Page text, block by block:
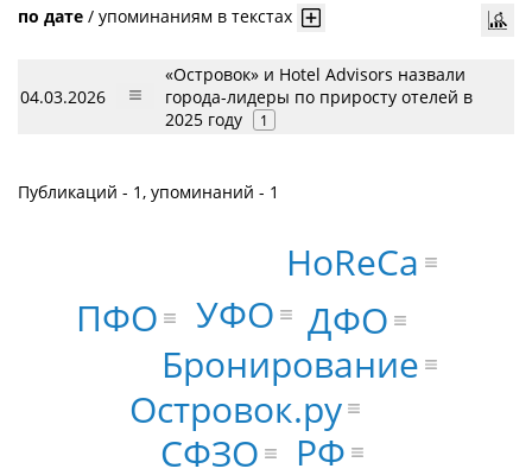
по дате / упоминаниям в текстах
04.03.2026
«Островок» и Hotel Advisors назвали
города-лидеры по приросту отелей в
2025 году
1
Публикаций - 1, упоминаний - 1
Островок.ру
Бронирование
СФЗО
РФ
ДФО
УФО
ПФО
HoReCa